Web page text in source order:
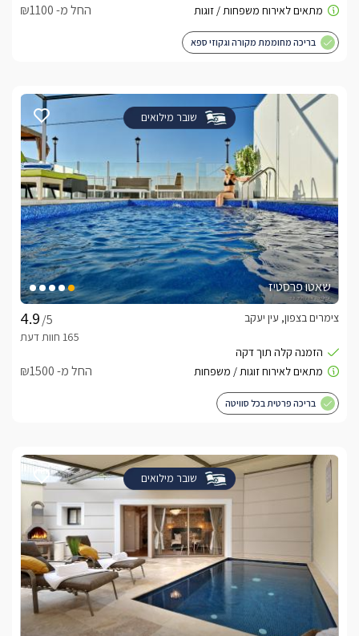
החל מ- ₪1100
בריכה מחוממת מקורה וגקוזי ספא
שובר מילואים
שאטו פרסטיז
/5
צימרים בצפון, עין יעקב
החל מ- ₪1500
בריכה פרטית בכל סוויטה
שובר מילואים